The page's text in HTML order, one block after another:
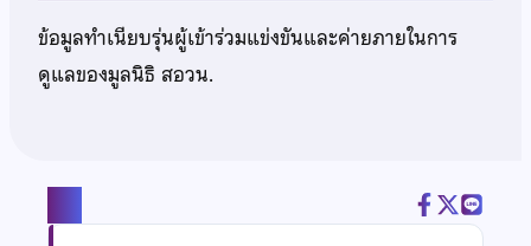
ข้อมูลทำเนียบรุ่นผู้เข้าร่วมแข่งขันและค่ายภายในการ
ดูแลของมูลนิธิ สอวน.